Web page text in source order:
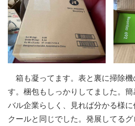
箱も凝ってます。表と裏に掃除機
す。梱包もしっかりしてました。
バル企業らしく、見れば分かる様
クールと同じでした。発展してる